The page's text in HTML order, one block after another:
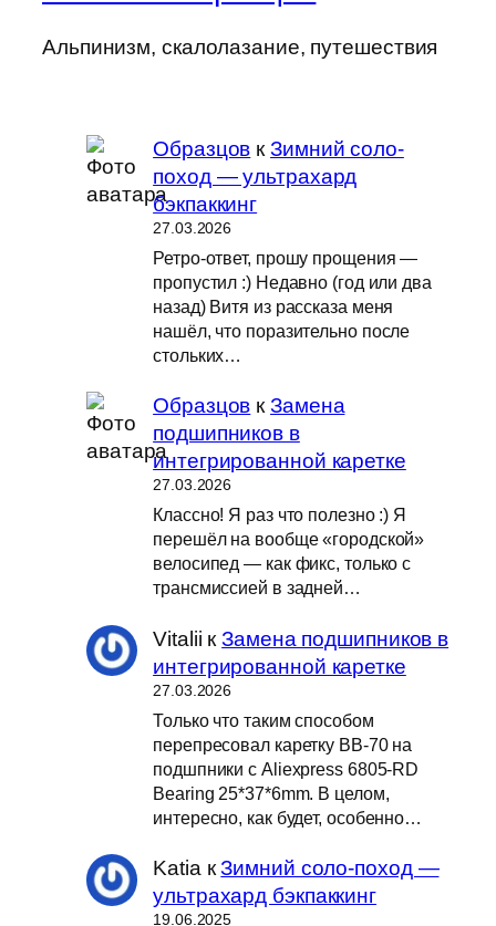
Альпинизм, скалолазание, путешествия
Образцов кЗимний соло-
поход — ультрахард
бэкпаккинг
27.03.2026
Ретро-ответ, прошу прощения —
пропустил :) Недавно (год или два
назад) Витя из рассказа меня
нашёл, что поразительно после
стольких…
Образцов кЗамена
подшипников в
интегрированной каретке
27.03.2026
Классно! Я раз что полезно :) Я
перешёл на вообще «городской»
велосипед — как фикс, только с
трансмиссией в задней…
Vitalii кЗамена подшипников в
интегрированной каретке
27.03.2026
Только что таким способом
перепресовал каретку BB-70 на
подшпники с Aliexpress 6805-RD
Bearing 25*37*6mm. В целом,
интересно, как будет, особенно…
KatiaкЗимний соло-поход —
ультрахард бэкпаккинг
19.06.2025